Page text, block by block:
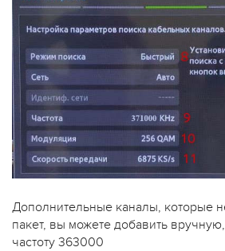
Дополнительные каналы, которые
пакет, вы можете добавить
частоту 363000